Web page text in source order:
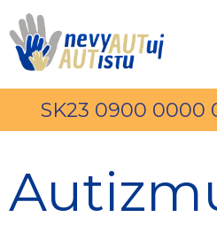
SK23 0900 0000